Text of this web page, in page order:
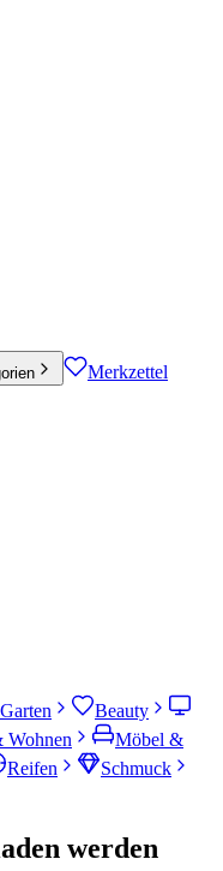
Merkzettel
Beauty
Wohnen
Möbel &
Reifen
Schmuck
werden